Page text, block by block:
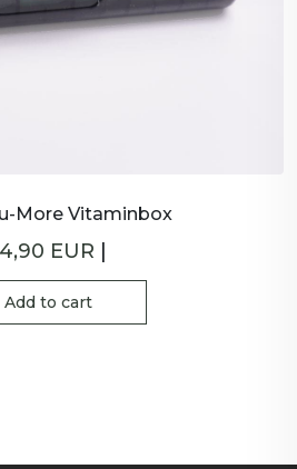
More Vitaminbox
EUR
Add to cart